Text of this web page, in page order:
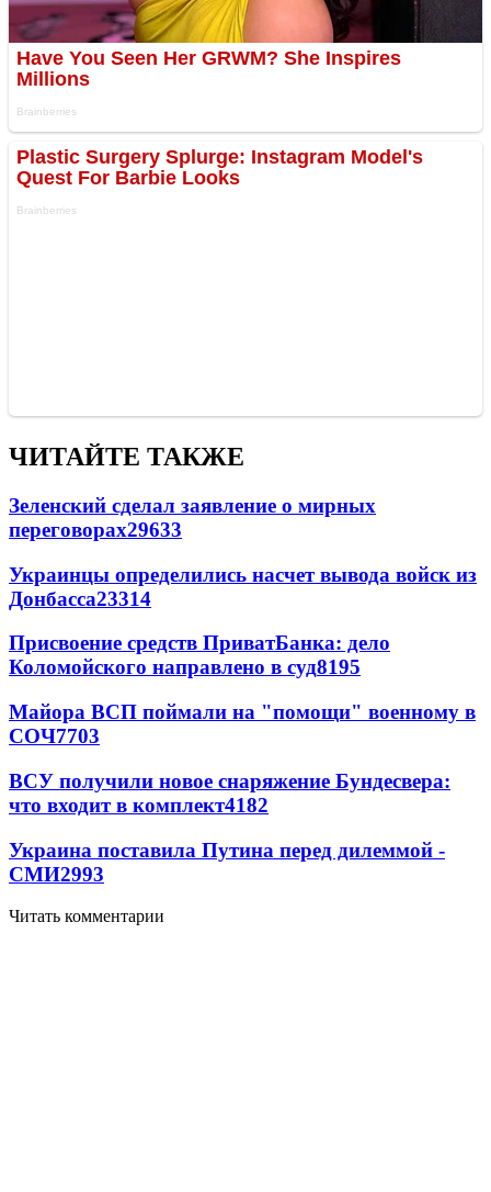
ЧИТАЙТЕ ТАКЖЕ
Зеленский сделал заявление о мирных
переговорах29633
Украинцы определились насчет вывода войск из
Донбасса23314
Присвоение средств ПриватБанка: дело
Коломойского направлено в суд8195
Майора ВСП поймали на "помощи" военному в
СОЧ7703
ВСУ получили новое снаряжение Бундесвера:
что входит в комплект4182
Украина поставила Путина перед дилеммой -
СМИ2993
Читать комментарии